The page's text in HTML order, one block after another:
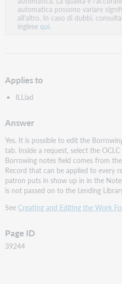
PDFautomatica possono variare
all'altro. In caso di dubbi,
inglesequi.
Applies to
ILLiad
Answer
Yes. It is possible to edit the
tab. Inside a request, select the
Borrowing notes field comes from
Record that can be applied to every
patron puts in show up in in the
is not passed on to the Lending
See Creating and Editing the Work
Page ID
39244